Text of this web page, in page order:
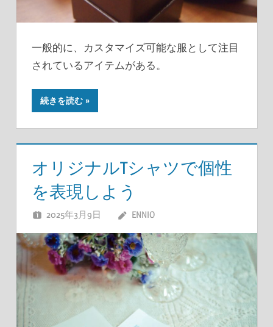
一般的に、カスタマイズ可能な服として注目
されているアイテムがある。
続きを読む
オリジナルTシャツで個性
を表現しよう
2025年3月9日 ENNIO